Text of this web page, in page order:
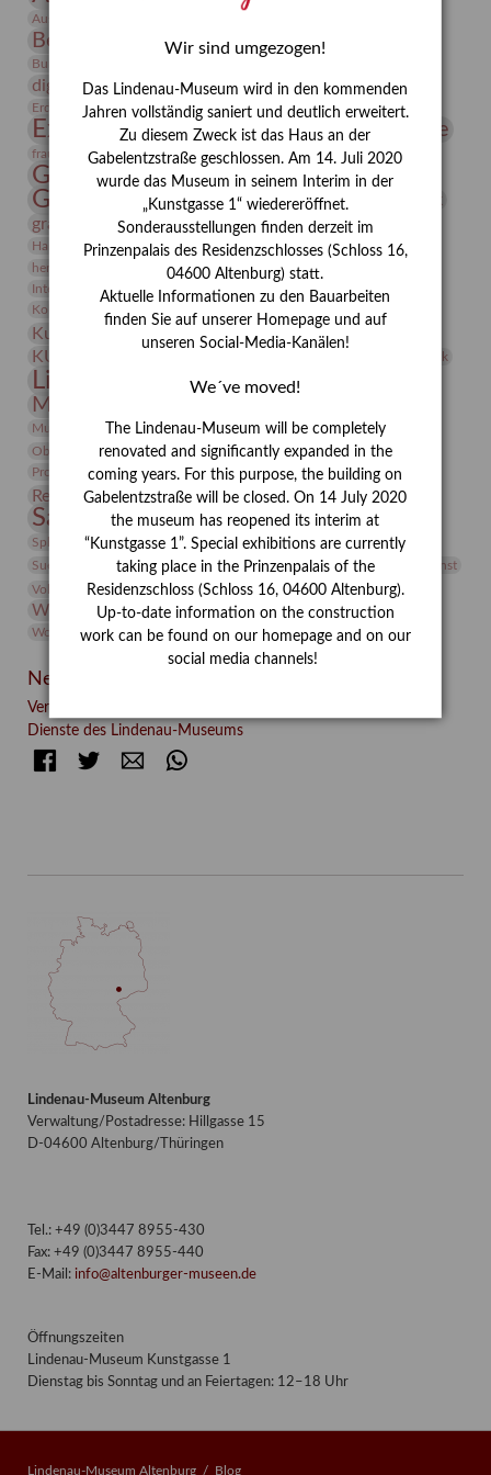
Ausstellung „Vier Winde“
Bernhard August von Lindenau
Burg Posterstein
digitallabor Entartete Kunst
Enteignung
Erdmann Julius Dietrich
Erlebnisportal estrusker Exlibris
Expressionismus Festrede Florenz Fotografie
frauen Frauen in der Antike und heute
Gerhard-Altenbourg-Preis
Gerhard Altenbourg
Gerhard Kurt Müller
grafische sammlung griechische Mythologie
Hanns-Conon von der Gabelentz Heinrich Kirchhoff Heldinnen
herman de vries Humboldt
Insekten
Integriertes Schädlingsmanagement
Jahresempfang
Kolosseum
Kunst
Kunstmuseum Kunstvermittlung Kunst von Kühl
KUNSTWAND Künstler Lehmbruck
Lindenau-Museum Marstall
Museumsgeschichte
Museumspädagogik Mäzen Napoleon Natur
Neue Remise
Objekt im Fokus
Paul Klee Peter Schnürpel Phelloplastik
Pohlhof
Provenienz
Provenienzforschung
Restaurierung Restitution Rudi Lesser Ruth Wolf-Rehfeld
Sammlung Samstagszeichner Skulptur
Sonderausstellung
Sphinx
studio Studio Bildende Kunst
studioDIGITAL
Suermondt-Ludwig-Museum
Vermittlung Video
Videokunst
Volontariat
Walter Rheiner Weihnachten Werefkin
Werkbetrachtung Winter Wissenschaft
Wolf and Dog
Wolf und Hund
Zirkuswoche
Neueste Beiträge
Verschenkt, verkauft, vergessen? – Kunstdetektivinnen im
Dienste des Lindenau-Museums
FacebookTwitter E-mail
Lindenau-Museum Altenburg
Verwaltung/Postadresse: Hillgasse 15
D-04600 Altenburg/Thüringen
Tel.: +49 (0)3447 8955-430
Fax: +49 (0)3447 8955-440
E-Mail: info@altenburger-museen.de
Öffnungszeiten
Lindenau-Museum Kunstgasse 1
Dienstag bis Sonntag und an Feiertagen: 12–18 Uhr
Lindenau-Museum Altenburg Blog
Wir sind umgezogen!
Das Lindenau-Museum wird in den kommenden
Jahren vollständig saniert und deutlich erweitert.
Zu diesem Zweck ist das Haus an der
Gabelentzstraße geschlossen. Am 14. Juli 2020
wurde das Museum in seinem Interim in der
„Kunstgasse 1“ wiedereröffnet.
Sonderausstellungen finden derzeit im
Prinzenpalais des Residenzschlosses (Schloss 16,
04600 Altenburg) statt.
Aktuelle Informationen zu den Bauarbeiten
finden Sie auf unserer Homepage und auf
unseren Social-Media-Kanälen!
We´ve moved!
The Lindenau-Museum will be completely
renovated and significantly expanded in the
coming years. For this purpose, the building on
Gabelentzstraße will be closed. On 14 July 2020
the museum has reopened its interim at
“Kunstgasse 1”. Special exhibitions are currently
taking place in the Prinzenpalais of the
Residenzschloss (Schloss 16, 04600 Altenburg).
Up-to-date information on the construction
work can be found on our homepage and on our
social media channels!